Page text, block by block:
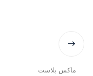
ماكس بلاست